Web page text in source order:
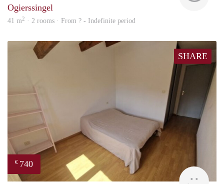
Ogierssingel
41 m2 · 2 rooms · From ? - Indefinite period
SHARE
€ 740